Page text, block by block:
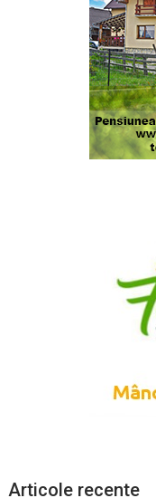
Articole recente